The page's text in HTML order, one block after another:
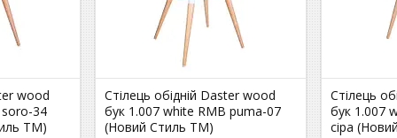
wood
soro-34
ТМ)
Стілець обідній Daster wood
бук 1.007 white RMB puma-07
(Новий Стиль ТМ)
Стілець
бук 1.007
сіра